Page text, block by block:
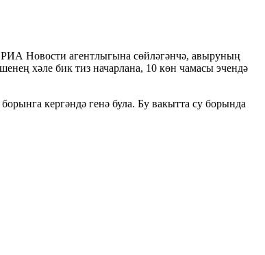
РИА Новости агентлыгына сөйләгәнчә, авыруның
хәле бик тиз начарлана, 10 көн чамасы эчендә
кергәндә генә була. Бу вакытта су борында